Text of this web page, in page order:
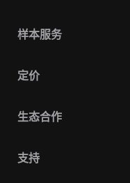
样本服务
定价
生态合作
支持